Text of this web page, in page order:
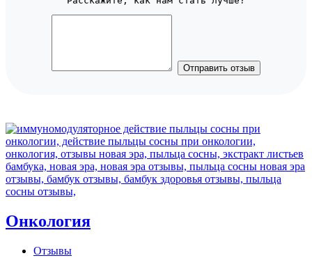
Отправить отзыв
Онкология
Отзывы